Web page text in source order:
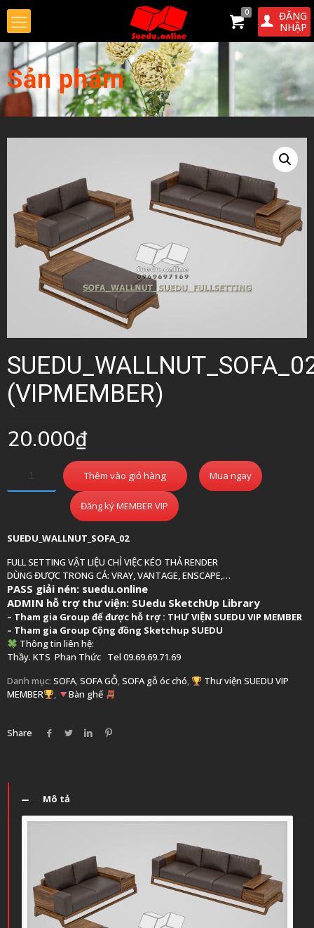
0
ĐĂNG
NHẬP
Sản phẩm
(VIPMEMBER)
20.000₫
Thêm vào giỏ hàng Mua ngay
Đăng ký MEMBER VIP
SUEDU_WALLNUT_SOFA_02
FULL SETTING VẬT LIỆU CHỈ VIỆC KÉO THẢ RENDER
DÙNG ĐƯỢC TRONG CẢ: VRAY, VANTAGE, ENSCAPE,…
PASS giải nén: suedu.online
ADMIN hỗ trợ thư viện: SUedu SketchUp Library
– Tham gia Group để được hỗ trợ : THƯ VIỆN SUEDU VIP MEMBER
– Tham gia Group Cộng đồng Sketchup SUEDU
Thông tin liên hệ:
Thầy. KTS Phan Thức Tel 09.69.69.71.69
Danh mục: SOFA,SOFA GỖ,SOFA gỗ óc chó,
Thư viện SUEDU VIP
MEMBER
, Bàn ghế
Share
Mô tả